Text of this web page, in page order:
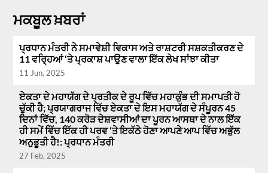
ਮਕਬੂਲ ਖ਼ਬਰਾਂ
ਪ੍ਰਧਾਨ ਮੰਤਰੀ ਨੇ ਸਮਾਵੇਸ਼ੀ ਵਿਕਾਸ ਅਤੇ ਰਾਸ਼ਟਰੀ ਸਸ਼ਕਤੀਕਰਣ ਦੇ
11 ਵਰ੍ਹਿਆਂ ‘ਤੇ ਪ੍ਰਕਾਸ਼ ਪਾਉਣ ਵਾਲਾ ਇੱਕ ਲੇਖ ਸਾਂਝਾ ਕੀਤਾ
11 Jun, 2025
ਏਕਤਾ ਦੇ ਮਹਾਯੱਗ ਦੇ ਪ੍ਰਤੀਕ ਦੇ ਰੂਪ ਵਿੱਚ ਮਹਾਕੁੰਭ ਦੀ ਸਮਾਪਤੀ ਹੋ
ਚੁੱਕੀ ਹੈ; ਪ੍ਰਯਾਗਰਾਜ ਵਿੱਚ ਏਕਤਾ ਦੇ ਇਸ ਮਹਾਯੱਗ ਦੇ ਸੰਪੂਰਨ 45
ਦਿਨਾਂ ਵਿੱਚ, 140 ਕਰੋੜ ਦੇਸ਼ਵਾਸੀਆਂ ਦਾ ਪੂਰਨ ਆਸਥਾ ਦੇ ਨਾਲ ਇੱਕ
ਹੀ ਸਮੇਂ ਵਿੱਚ ਇੱਕ ਹੀ ਪਰਵ ‘ਤੇ ਇਕੱਠੇ ਹੋਣਾ ਆਪਣੇ ਆਪ ਵਿੱਚ ਅਭੁੱਲ
ਅਨੁਭੂਤੀ ਹੈ!: ਪ੍ਰਧਾਨ ਮੰਤਰੀ
27 Feb, 2025